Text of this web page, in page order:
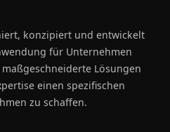
konzipiert und entwickelt
für Unternehmen
Lösungen
einen spezifischen
zu schaffen.